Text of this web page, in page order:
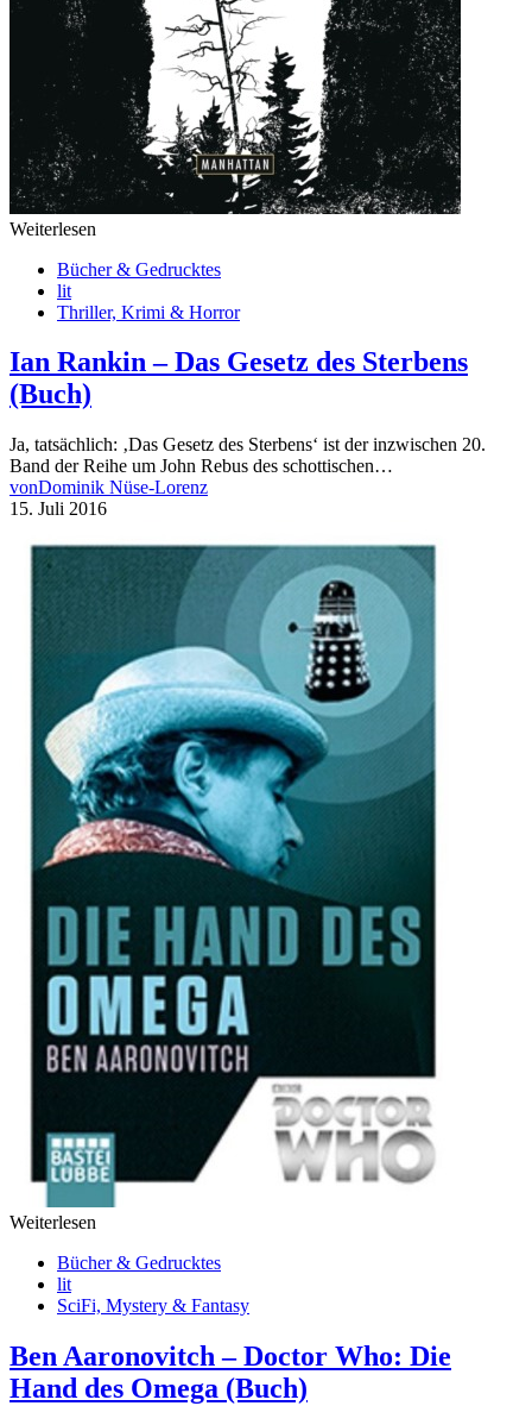
Weiterlesen
Bücher & Gedrucktes
lit
Thriller, Krimi & Horror
Ian Rankin – Das Gesetz des Sterbens
(Buch)
Ja, tatsächlich: ‚Das Gesetz des Sterbens‘ ist der inzwischen 20.
Band der Reihe um John Rebus des schottischen…
vonDominik Nüse-Lorenz
15. Juli 2016
Weiterlesen
Bücher & Gedrucktes
lit
SciFi, Mystery & Fantasy
Ben Aaronovitch – Doctor Who: Die
Hand des Omega (Buch)